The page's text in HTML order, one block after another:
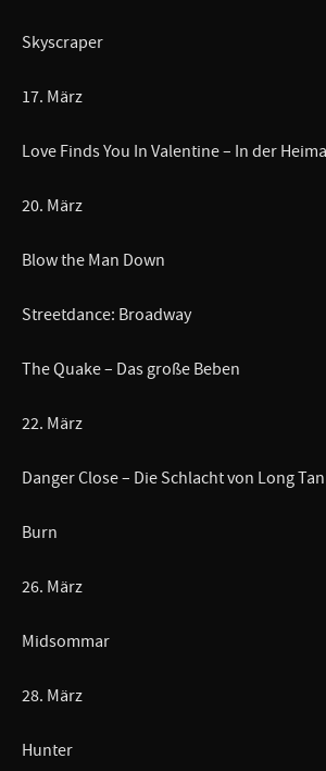
Skyscraper
17. März
Love Finds You In Valentine – In der
20. März
Blow the Man Down
Streetdance: Broadway
The Quake – Das große Beben
22. März
Danger Close – Die Schlacht von Long Tan
Burn
26. März
Midsommar
28. März
Hunter